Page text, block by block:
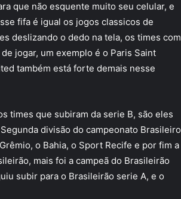
que não esquente muito seu celular, e
fifa é igual os jogos classicos de
deslizando o dedo na tela, os times com
jogar, um exemplo é o Paris Saint
também está forte demais nesse
times que subiram da serie B, são eles
divisão do campeonato Brasileiro
o Bahia, o Sport Recife e por fim a
mais foi a campeã do Brasileirão
subir para o Brasileirão serie A, e o